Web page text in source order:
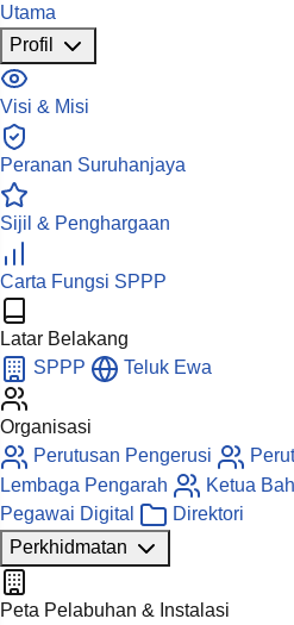
Utama
Profil
Visi & Misi
Peranan Suruhanjaya
Sijil & Penghargaan
Carta Fungsi SPPP
Latar Belakang
SPPP
Teluk Ewa
Organisasi
Perutusan Pengerusi
Lembaga Pengarah
Ketua
Pegawai Digital
Direktori
Perkhidmatan
Peta Pelabuhan & Instalasi